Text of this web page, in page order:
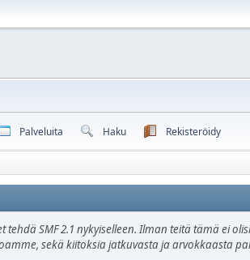
Palveluita Haku Rekisteröidy
SMF 2.1 nykyiselleen. Ilman teitä tämä ei
sekä kiitoksia jatkuvasta ja arvokkaasta